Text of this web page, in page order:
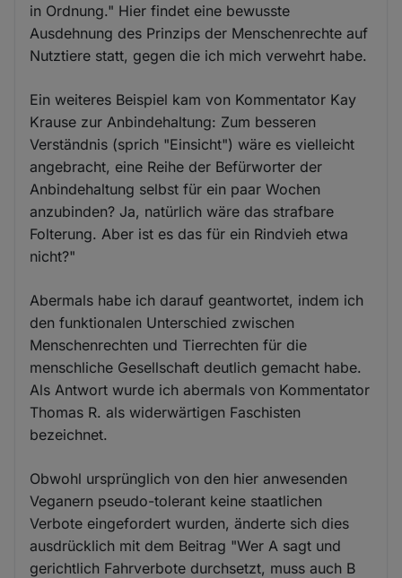
in Ordnung." Hier findet eine bewusste
Ausdehnung des Prinzips der Menschenrechte auf
Nutztiere statt, gegen die ich mich verwehrt habe.
Ein weiteres Beispiel kam von Kommentator Kay
Krause zur Anbindehaltung: Zum besseren
Verständnis (sprich "Einsicht") wäre es vielleicht
angebracht, eine Reihe der Befürworter der
Anbindehaltung selbst für ein paar Wochen
anzubinden? Ja, natürlich wäre das strafbare
Folterung. Aber ist es das für ein Rindvieh etwa
nicht?"
Abermals habe ich darauf geantwortet, indem ich
den funktionalen Unterschied zwischen
Menschenrechten und Tierrechten für die
menschliche Gesellschaft deutlich gemacht habe.
Als Antwort wurde ich abermals von Kommentator
Thomas R. als widerwärtigen Faschisten
bezeichnet.
Obwohl ursprünglich von den hier anwesenden
Veganern pseudo-tolerant keine staatlichen
Verbote eingefordert wurden, änderte sich dies
ausdrücklich mit dem Beitrag "Wer A sagt und
gerichtlich Fahrverbote durchsetzt, muss auch B